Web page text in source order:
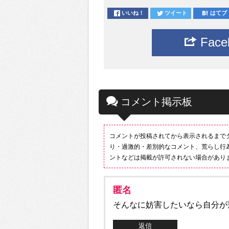
いいね！ ツイート はてブ
コメント掲示板
コメントが投稿されてから表示されるま
り・過激的・差別的なコメント、荒らし
ントなどは掲載が許可されない場合があり
匿名
そんなに妨害したいなら自分
返信